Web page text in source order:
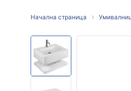
Душ кабини
Начална страница